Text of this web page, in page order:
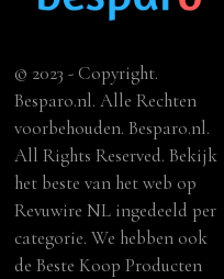
© 2023 - Copyright.
Besparo.nl. Alle Rechten
voorbehouden. Besparo.nl.
All Rights Reserved. Bekijk
het beste van het web op
Revuwire NL ingedeeld per
categorie. We hebben ook
deBeste Koop Producten